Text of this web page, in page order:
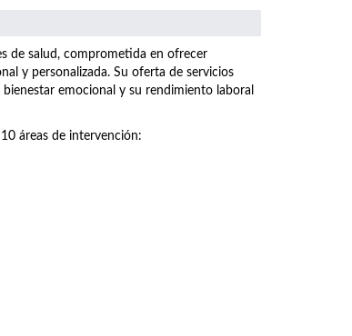
de salud, comprometida en ofrecer
y personalizada. Su oferta de servicios
emocional y su rendimiento laboral
áreas de intervención: